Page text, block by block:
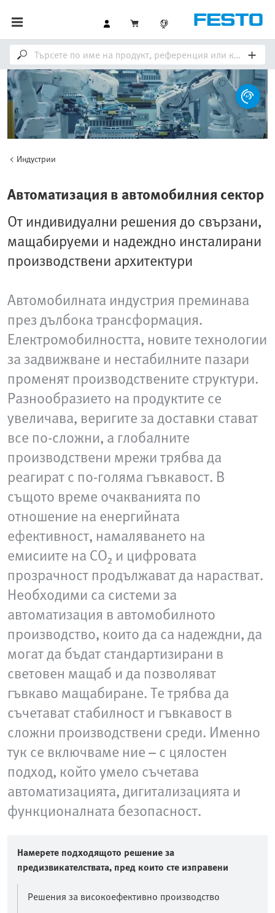
Индустрии
Автоматизация в автомобилния сектор
От индивидуални решения до свързани,
мащабируеми и надеждно инсталирани
производствени архитектури
Автомобилната индустрия преминава
през дълбока трансформация.
Електромобилността, новите технологии
за задвижване и нестабилните пазари
променят производствените структури.
Разнообразието на продуктите се
увеличава, веригите за доставки стават
все по-сложни, а глобалните
производствени мрежи трябва да
реагират с по-голяма гъвкавост. В
същото време очакванията по
отношение на енергийната
ефективност, намаляването на
емисиите на CO₂ и цифровата
прозрачност продължават да нарастват.
Необходими са системи за
автоматизация в автомобилното
производство, които да са надеждни, да
могат да бъдат стандартизирани в
световен мащаб и да позволяват
гъвкаво мащабиране. Те трябва да
съчетават стабилност и гъвкавост в
сложни производствени среди. Именно
тук се включваме ние – с цялостен
подход, който умело съчетава
автоматизацията, дигитализацията и
функционалната безопасност.
Намерете подходящото решение за
предизвикателствата, пред които сте изправени
Решения за високоефективно производство